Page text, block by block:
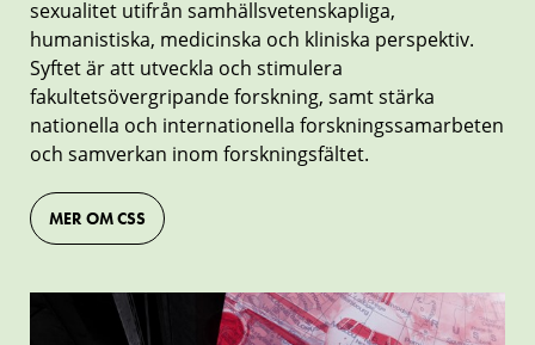
sexualitet utifrån samhällsvetenskapliga,
humanistiska, medicinska och kliniska perspektiv.
Syftet är att utveckla och stimulera
fakultetsövergripande forskning, samt stärka
nationella och internationella forskningssamarbeten
och samverkan inom forskningsfältet.
MER OM CSS